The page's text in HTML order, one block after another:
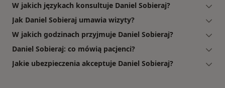
W jakich językach konsultuje Daniel Sobieraj?
Jak Daniel Sobieraj umawia wizyty?
W jakich godzinach przyjmuje Daniel Sobieraj?
Daniel Sobieraj: co mówią pacjenci?
Jakie ubezpieczenia akceptuje Daniel Sobieraj?